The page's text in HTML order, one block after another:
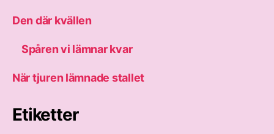
Den där kvällen
Spåren vi lämnar kvar
När tjuren lämnade stallet
Etiketter